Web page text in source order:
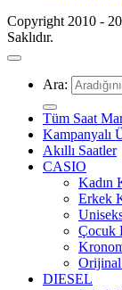
Copyright 2010 -
Saklıdır.
Ara:
Tüm Saat
Kampanyalı
Akıllı Saatler
CASIO
Kadın
Erkek
Çocuk
DIESEL